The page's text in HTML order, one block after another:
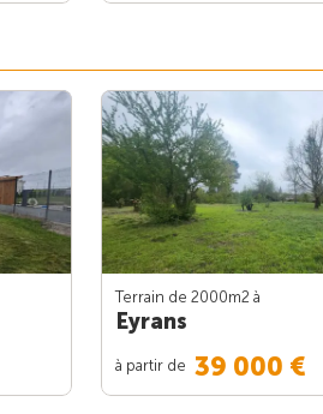
Terrain de 2000m2 à
Eyrans
à partir de 39 000 €